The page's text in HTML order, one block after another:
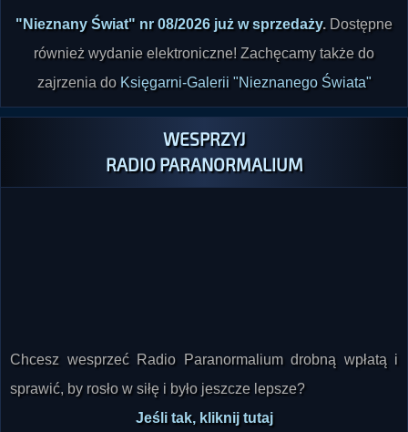
"Nieznany Świat" nr 08/2026 już w sprzedaży. Dostępne
również wydanie elektroniczne! Zachęcamy także do
zajrzenia do Księgarni-Galerii "Nieznanego Świata"
WESPRZYJ
RADIO PARANORMALIUM